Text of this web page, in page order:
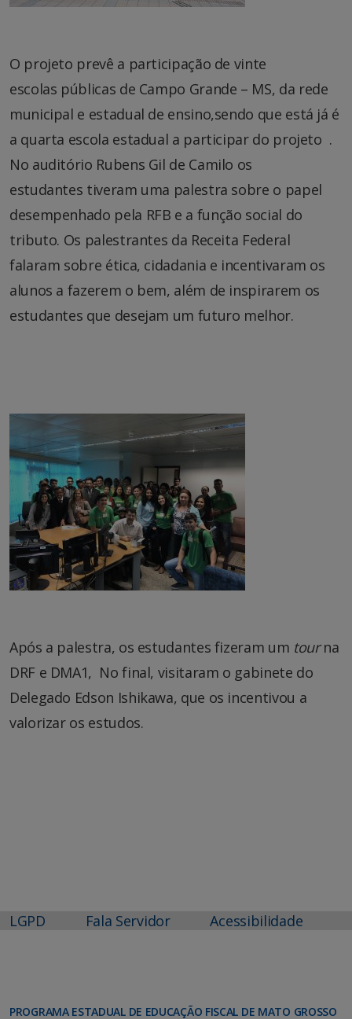
O projeto prevê a participação de vinte
escolas públicas de Campo Grande – MS, da rede
municipal e estadual de ensino,sendo que está já é
a quarta escola estadual a participar do projeto .
No auditório Rubens Gil de Camilo os
estudantes tiveram uma palestra sobre o papel
desempenhado pela RFB e a função social do
tributo. Os palestrantes da Receita Federal
falaram sobre ética, cidadania e incentivaram os
alunos a fazerem o bem, além de inspirarem os
estudantes que desejam um futuro melhor.
Após a palestra, os estudantes fizeram um tourna
DRF e DMA1, No final, visitaram o gabinete do
Delegado Edson Ishikawa, que os incentivou a
valorizar os estudos.
LGPD Fala Servidor Acessibilidade
PROGRAMA ESTADUAL DE EDUCAÇÃO FISCAL DE MATO GROSSO